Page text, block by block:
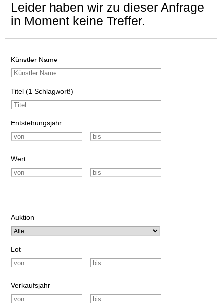
Leider haben wir zu dieser Anfrage
in Moment keine Treffer.
Künstler Name
Titel (1 Schlagwort!)
Entstehungsjahr
Wert
Auktion
Lot
Verkaufsjahr